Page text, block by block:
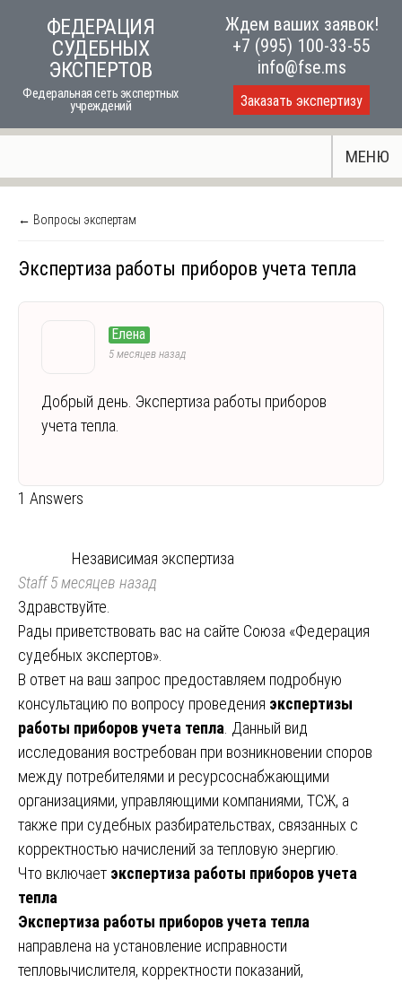
ФЕДЕРАЦИЯ
СУДЕБНЫХ
ЭКСПЕРТОВ
Федеральная сеть экспертных
учреждений
Ждем ваших заявок!
+7 (995) 100-33-55
info@fse.ms
Заказать экспертизу
МЕНЮ
← Вопросы экспертам
Экспертиза работы приборов учета тепла
Елена
5 месяцев назад
Добрый день. Экспертиза работы приборов
учета тепла.
1 Answers
Независимая экспертиза
Staff5 месяцев назад
Здравствуйте.
Рады приветствовать вас на сайте Союза «Федерация
судебных экспертов».
В ответ на ваш запрос предоставляем подробную
консультацию по вопросу проведения экспертизы
работы приборов учета тепла . Данный вид
исследования востребован при возникновении споров
между потребителями и ресурсоснабжающими
организациями, управляющими компаниями, ТСЖ, а
также при судебных разбирательствах, связанных с
корректностью начислений за тепловую энергию.
Что включает экспертиза работы приборов учета
тепла
Экспертиза работы приборов учета тепла
направлена на установление исправности
тепловычислителя, корректности показаний,